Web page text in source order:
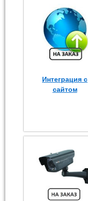
Интеграция с
сайтом